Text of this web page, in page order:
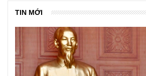
TIN MỚI